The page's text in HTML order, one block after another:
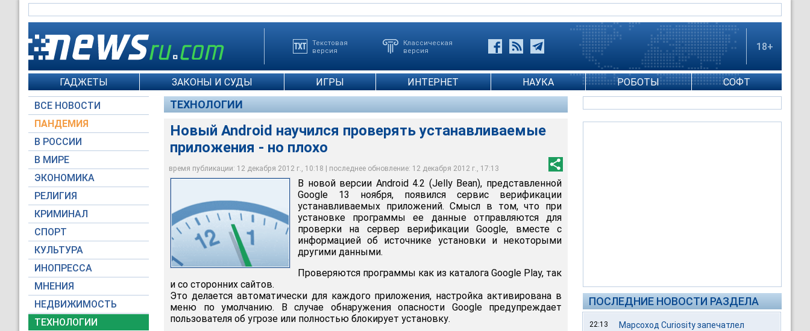
Текстовая
версия
Классическая
версия
18+
ГАДЖЕТЫ ЗАКОНЫ И СУДЫ ИГРЫ ИНТЕРНЕТ НАУКА РОБОТЫ СОФТ
ВСЕ НОВОСТИ
ПАНДЕМИЯ
В РОССИИ
В МИРЕ
ЭКОНОМИКА
РЕЛИГИЯ
КРИМИНАЛ
СПОРТ
КУЛЬТУРА
ИНОПРЕССА
МНЕНИЯ
НЕДВИЖИМОСТЬ
ТЕХНОЛОГИИ
ТЕХНОЛОГИИ
Новый Android научился проверять устанавливаемые
приложения - но плохо
время публикации: 12 декабря 2012 г., 10:18 | последнее обновление: 12 декабря 2012 г., 17:13
Global Look Press
В новой версии Android 4.2 (Jelly Bean), представленной
Google 13 ноября, появился сервис верификации
устанавливаемых приложений. Смысл в том, что при
установке программы ее данные отправляются для
проверки на сервер верификации Google, вместе с
информацией об источнике установки и некоторыми
другими данными.
Проверяются программы как из каталога Google Play, так
и со сторонних сайтов.
Это делается автоматически для каждого приложения, настройка активирована в
меню по умолчанию. В случае обнаружения опасности Google предупреждает
пользователя об угрозе или полностью блокирует установку.
ПОСЛЕДНИЕ НОВОСТИ РАЗДЕЛА
22:13
Марсоход Curiosity запечатлел